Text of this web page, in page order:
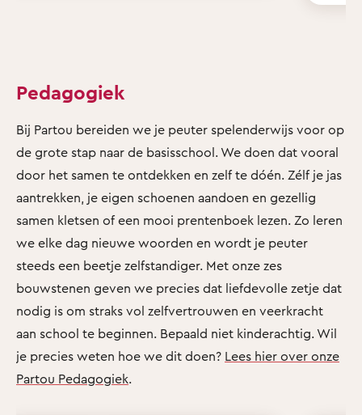
Pedagogiek
Bij Partou bereiden we je peuter spelenderwijs voor op
de grote stap naar de basisschool. We doen dat vooral
door het samen te ontdekken en zelf te dóén. Zélf je jas
aantrekken, je eigen schoenen aandoen en gezellig
samen kletsen of een mooi prentenboek lezen. Zo leren
we elke dag nieuwe woorden en wordt je peuter
steeds een beetje zelfstandiger. Met onze zes
bouwstenen geven we precies dat liefdevolle zetje dat
nodig is om straks vol zelfvertrouwen en veerkracht
aan school te beginnen. Bepaald niet kinderachtig. Wil
je precies weten hoe we dit doen? Lees hier over onze
Partou Pedagogiek.